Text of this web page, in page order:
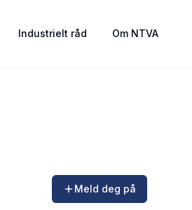
Industrielt råd Om NTVA
Meld deg på